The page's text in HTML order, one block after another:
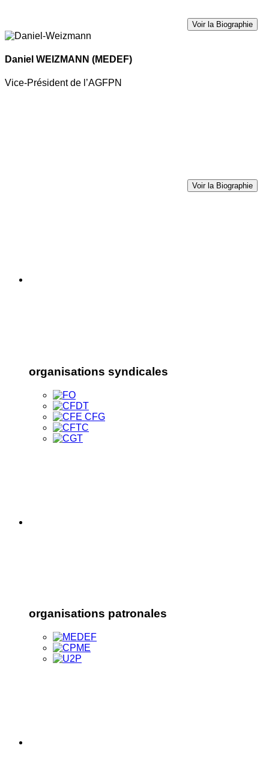
Voir la Biographie
Daniel WEIZMANN (MEDEF)
Vice-Président de l’AGFPN
Voir la Biographie
organisations syndicales
organisations patronales